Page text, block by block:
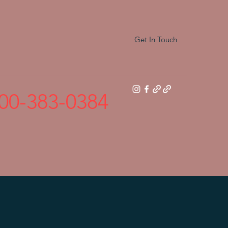
Get In Touch
383-0384